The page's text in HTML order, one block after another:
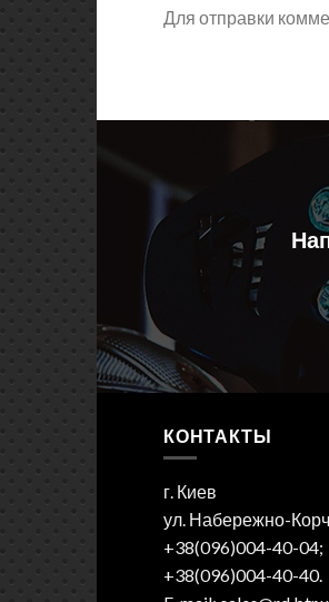
Для отправки
КОНТАКТЫ
г. Киев
ул. Набережно-
+38(096)004-40-04;
+38(096)004-40-40.